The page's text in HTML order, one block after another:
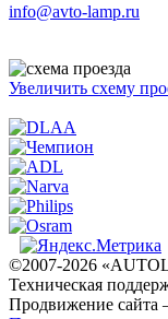
info@avto-lamp.ru
Увеличить схему
©2007-2026
Техническая
Продвижение